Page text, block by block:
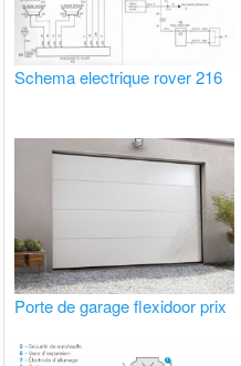
Schema electrique rover 216
Porte de garage flexidoor prix